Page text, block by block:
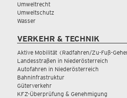
Umweltrecht
Umweltschutz
Wasser
VERKEHR & TECHNIK
Aktive Mobilität (Radfahren/Zu-Fuß-
Landesstraßen in Niederösterreich
Autofahren in Niederösterreich
Bahninfrastruktur
Güterverkehr
KFZ-Überprüfung & Genehmigung